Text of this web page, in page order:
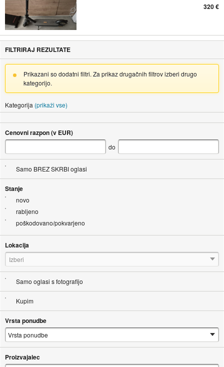
320 €
FILTRIRAJ REZULTATE
Prikazani so dodatni filtri. Za prikaz drugačnih filtrov izberi drugo
kategorijo.
Kategorija (prikaži vse)
Cenovni razpon (v EUR)
do
Samo BREZ SKRBI oglasi
Stanje
novo
rabljeno
poškodovano/pokvarjeno
Lokacija
Izberi
Samo oglasi s fotografijo
Kupim
Vrsta ponudbe
Proizvajalec